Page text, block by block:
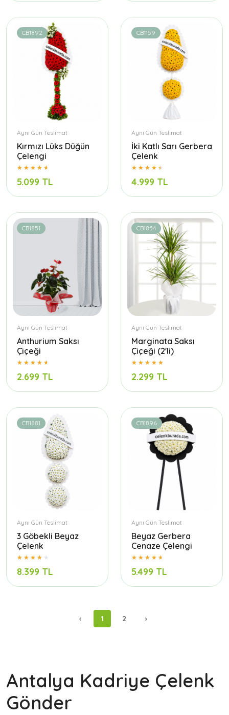
CB1892
Aynı Gün Teslimat
Kırmızı Lüks Düğün
Çelengi
5.099 TL
CB1159
Aynı Gün Teslimat
İki Katlı Sarı Gerbera
Çelenk
4.999 TL
CB1851
Aynı Gün Teslimat
Anthurium Saksı
Çiçeği
2.699 TL
CB1854
Aynı Gün Teslimat
Marginata Saksı
Çiçeği (2'li)
2.299 TL
CB1881
Aynı Gün Teslimat
3 Göbekli Beyaz
Çelenk
8.399 TL
CB1896
Aynı Gün Teslimat
Beyaz Gerbera
Cenaze Çelengi
5.499 TL
‹ 1 2 ›
Antalya Kadriye Çelenk
Gönder